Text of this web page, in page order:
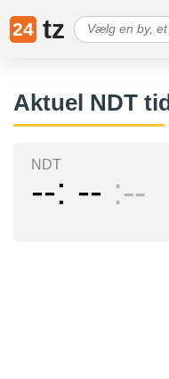
24 tz
Aktuel NDT tid
NDT
-- -- --